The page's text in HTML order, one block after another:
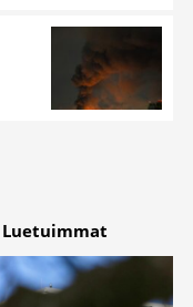
Luetuimmat